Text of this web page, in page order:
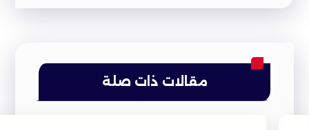
مقالات ذات صلة